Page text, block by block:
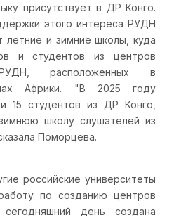
присутствует в ДР Конго.
этого интереса РУДН
летние и зимние школы, куда
и студентов из центров
расположенных в
Африки. "В 2025 году
15 студентов из ДР Конго,
школу слушателей из
Поморцева.
российские университеты
по созданию центров
день создана